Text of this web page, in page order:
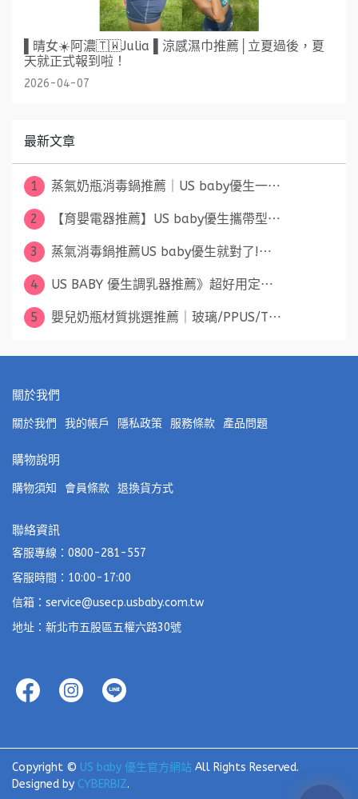
▌晴女☀️阿濃🇹🇼Julia ▌涼感濕巾推薦│立夏過後，夏
天就正式報到啦！
2026-04-07
最新文章
1 蒸氣奶瓶消毒鍋推薦｜US baby優生一⋯
2 【育嬰電器推薦】US baby優生攜帶型⋯
3 蒸氣消毒鍋推薦US baby優生就對了!⋯
4 US BABY 優生調乳器推薦》超好用定⋯
5 嬰兒奶瓶材質挑選推薦｜玻璃/PPUS/T⋯
關於我們
關於我們 我的帳戶 隱私政策 服務條款 產品問題
購物說明
購物須知 會員條款 退換貨方式
聯絡資訊
客服專線：0800-281-557
客服時間：10:00-17:00
信箱：service@usecp.usbaby.com.tw
地址：新北市五股區五權六路30號
Copyright © US baby 優生官方網站 All Rights Reserved.
Designed by CYBERBIZ.